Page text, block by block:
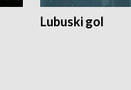
Lubuski gol